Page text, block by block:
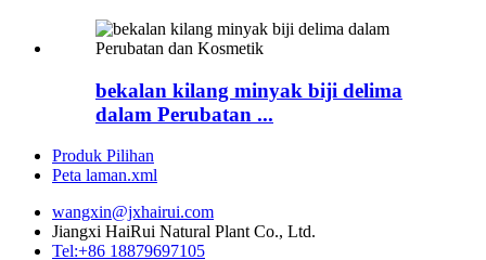
bekalan kilang minyak biji delima
dalam Perubatan ...
Produk Pilihan
Peta laman.xml
wangxin@jxhairui.com
Jiangxi HaiRui Natural Plant Co., Ltd.
Tel:+86 18879697105